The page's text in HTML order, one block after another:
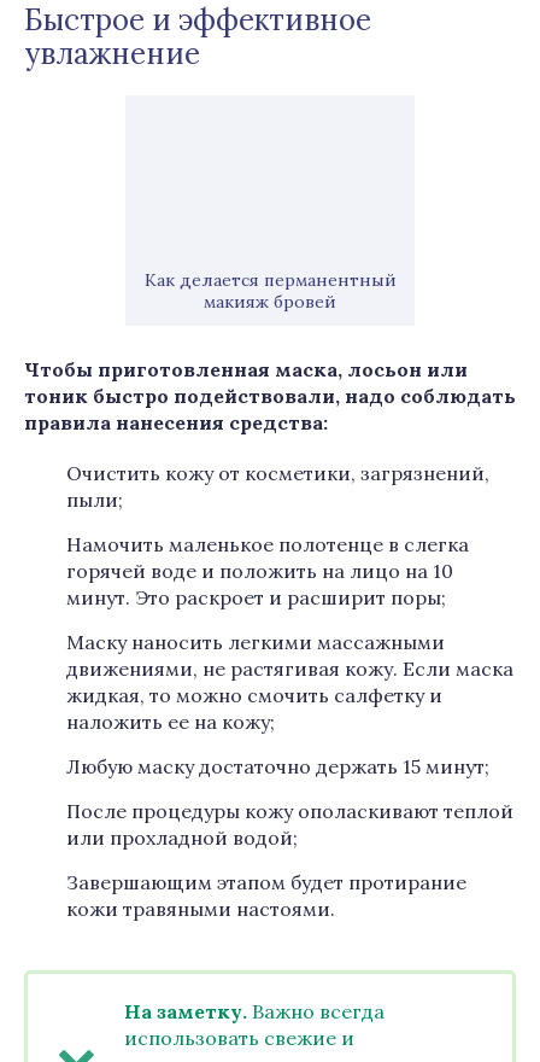
Быстрое и эффективное
увлажнение
Как делается перманентный
макияж бровей
Чтобы приготовленная маска, лосьон или
тоник быстро подействовали, надо соблюдать
правила нанесения средства:
Очистить кожу от косметики, загрязнений,
пыли;
Намочить маленькое полотенце в слегка
горячей воде и положить на лицо на 10
минут. Это раскроет и расширит поры;
Маску наносить легкими массажными
движениями, не растягивая кожу. Если маска
жидкая, то можно смочить салфетку и
наложить ее на кожу;
Любую маску достаточно держать 15 минут;
После процедуры кожу ополаскивают теплой
или прохладной водой;
Завершающим этапом будет протирание
кожи травяными настоями.
На заметку. Важно всегда
использовать свежие и